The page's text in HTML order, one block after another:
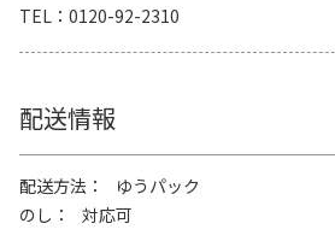
TEL
0120-92-2310
配送情報
配送方法
ゆうパック
のし
対応可